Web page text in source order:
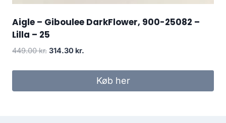
Aigle – Giboulee DarkFlower, 900-25082 –
Lilla – 25
449.00kr. Den
314.30 kr.
Køb her